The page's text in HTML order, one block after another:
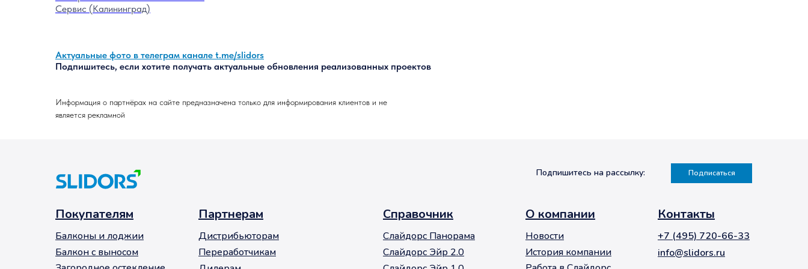
Сервис (Калининград)
Актуальные фото в телеграм канале t.me/slidors
Подпишитесь, если хотите получать актуальные обновления реализованных проектов
Информация о партнёрах на сайте предназначена только для информирования клиентов и не
является рекламной
Контакты
+7 (495) 720-66-33
info@slidors.ru
О компании
Новости
История компании
Справочник
Слайдорс Панорама
Слайдорс Эйр 2.0
Партнерам
Дистрибьюторам
Переработчикам
Покупателям
Балконы и лоджии
Балкон с выносом
Подпишитесь на рассылку: Подписаться